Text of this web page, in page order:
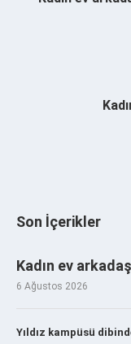
Son İçerikler
Kadın ev
6 Ağustos 2026
Yıldız kampüsü